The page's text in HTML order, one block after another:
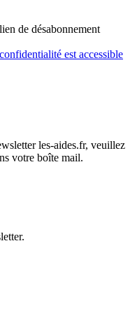
de désabonnement
est accessible
les-aides.fr, veuillez
votre boîte mail.